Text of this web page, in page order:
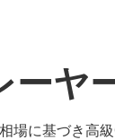
ーヤ
場に基づき高